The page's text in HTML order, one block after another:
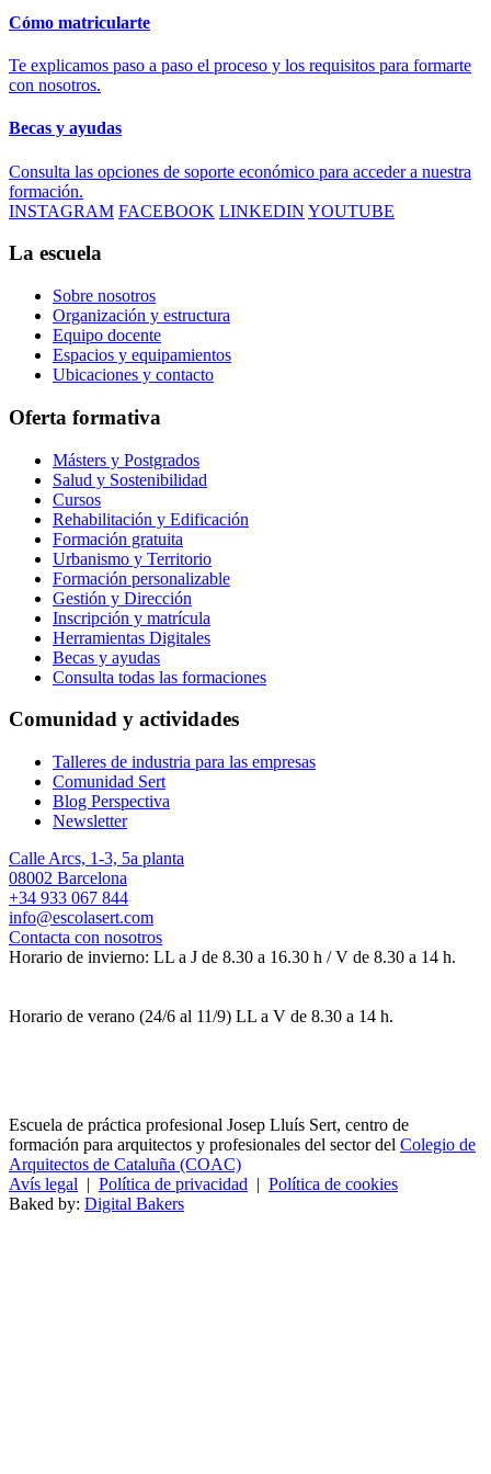
Cómo matricularte
Te explicamos paso a paso el proceso y los requisitos para formarte
con nosotros.
Becas y ayudas
Consulta las opciones de soporte económico para acceder a nuestra
formación.
INSTAGRAM FACEBOOK LINKEDIN YOUTUBE
La escuela
Sobre nosotros
Organización y estructura
Equipo docente
Espacios y equipamientos
Ubicaciones y contacto
Oferta formativa
Másters y Postgrados
Salud y Sostenibilidad
Cursos
Rehabilitación y Edificación
Formación gratuita
Urbanismo y Territorio
Formación personalizable
Gestión y Dirección
Inscripción y matrícula
Herramientas Digitales
Becas y ayudas
Consulta todas las formaciones
Comunidad y actividades
Talleres de industria para las empresas
Comunidad Sert
Blog Perspectiva
Newsletter
Calle Arcs, 1-3, 5a planta
08002 Barcelona
+34 933 067 844
info@escolasert.com
Contacta con nosotros
Horario de invierno: LL a J de 8.30 a 16.30 h / V de 8.30 a 14 h.
Horario de verano (24/6 al 11/9) LL a V de 8.30 a 14 h.
Escuela de práctica profesional Josep Lluís Sert, centro de
formación para arquitectos y profesionales del sector del Colegio de
Arquitectos de Cataluña (COAC)
Avís legal | Política de privacidad | Política de cookies
Baked by: Digital Bakers